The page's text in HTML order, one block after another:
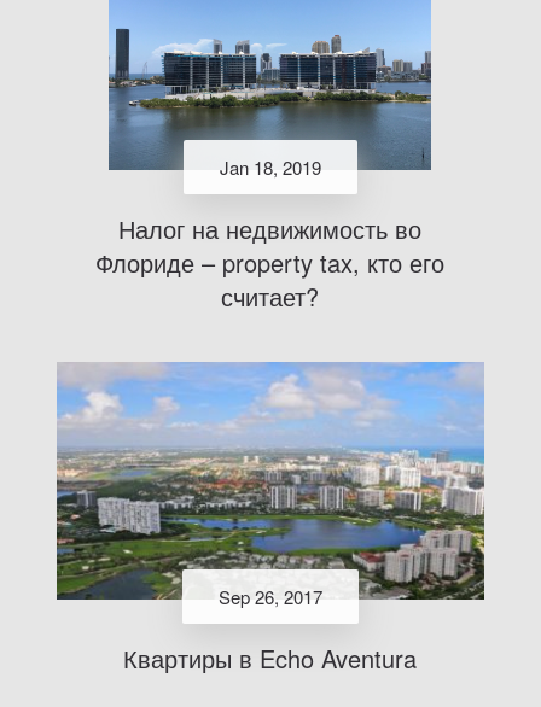
Jan 18, 2019
Налог на недвижимость во
Флориде – property tax, кто его
считает?
Sep 26, 2017
Квартиры в Echo Aventura